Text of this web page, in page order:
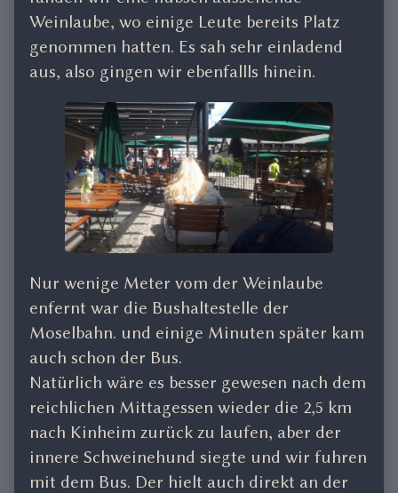
Weinlaube, wo einige Leute bereits Platz
genommen hatten. Es sah sehr einladend
aus, also gingen wir ebenfallls hinein.
Nur wenige Meter vom der Weinlaube
enfernt war die Bushaltestelle der
Moselbahn. und einige Minuten später kam
auch schon der Bus.
Natürlich wäre es besser gewesen nach dem
reichlichen Mittagessen wieder die 2,5 km
nach Kinheim zurück zu laufen, aber der
innere Schweinehund siegte und wir fuhren
mit dem Bus. Der hielt auch direkt an der